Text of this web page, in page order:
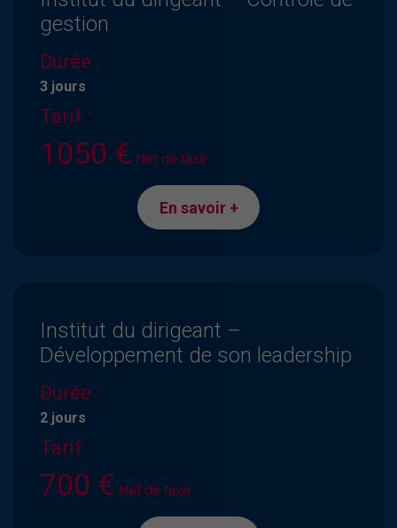
gestion
Durée :
3 jours
Tarif :
1050 € Net de taxe
En savoir +
Institut du dirigeant –
Développement de son leadership
Durée :
2 jours
Tarif :
700 € Net de taxe